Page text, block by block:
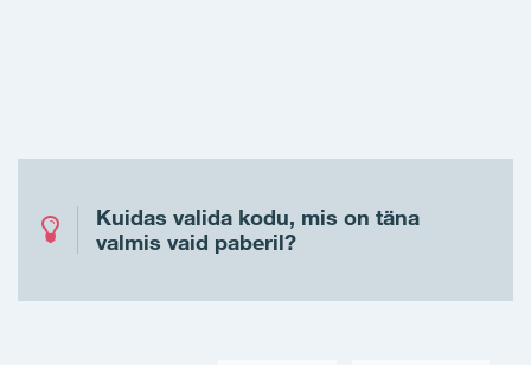
Kuidas valida kodu, mis on täna
valmis vaid paberil?